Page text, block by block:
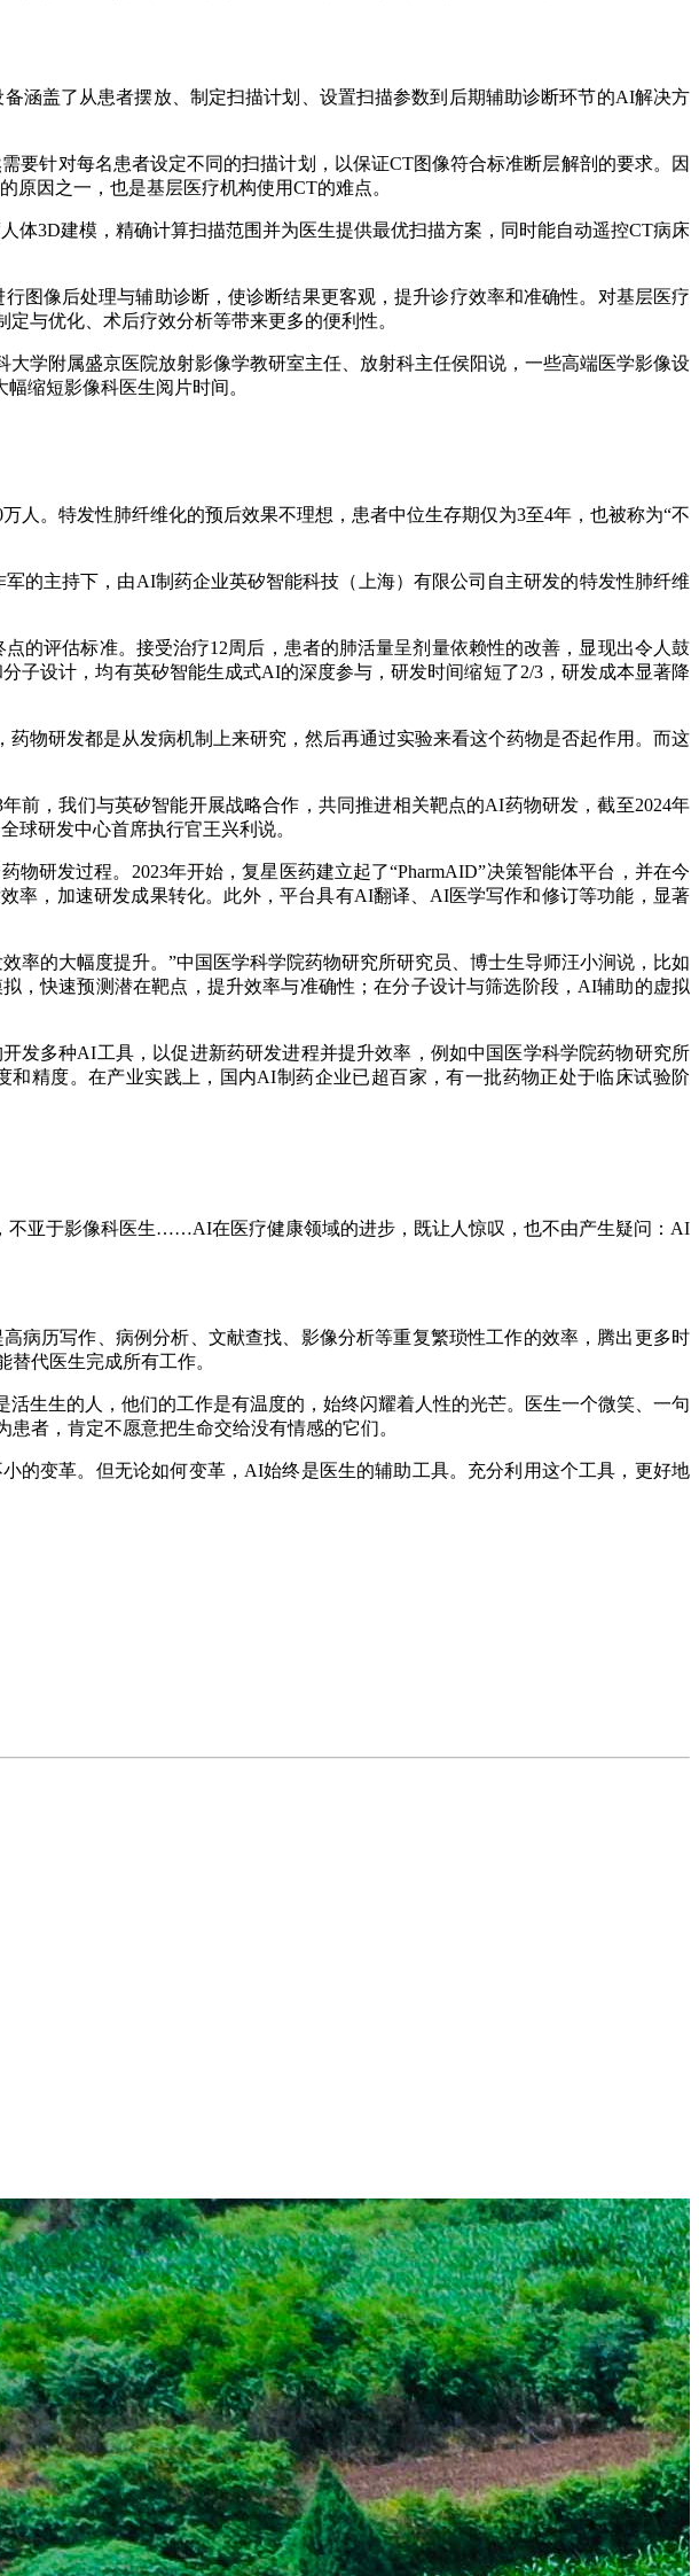
盖了从患者摆放、制定扫描计划、设置扫描参数到后期辅助诊断环节的AI解决方
针对每名患者设定不同的扫描计划，以保证CT图像符合标准断层解剖的要求。因
因之一，也是基层医疗机构使用CT的难点。
3D建模，精确计算扫描范围并为医生提供最优扫描方案，同时能自动遥控CT病床
像后处理与辅助诊断，使诊断结果更客观，提升诊疗效率和准确性。对基层医疗
与优化、术后疗效分析等带来更多的便利性。
附属盛京医院放射影像学教研室主任、放射科主任侯阳说，一些高端医学影像设
缩短影像科医生阅片时间。
。特发性肺纤维化的预后效果不理想，患者中位生存期仅为3至4年，也被称为“不
主持下，由AI制药企业英矽智能科技（上海）有限公司自主研发的特发性肺纤维
评估标准。接受治疗12周后，患者的肺活量呈剂量依赖性的改善，显现出令人鼓
子设计，均有英矽智能生成式AI的深度参与，研发时间缩短了2/3，研发成本显著降
研发都是从发病机制上来研究，然后再通过实验来看这个药物是否起作用。而这
，我们与英矽智能开展战略合作，共同推进相关靶点的AI药物研发，截至2024年
球研发中心首席执行官王兴利说。
发过程。2023年开始，复星医药建立起了“PharmAID”决策智能体平台，并在今
率，加速研发成果转化。此外，平台具有AI翻译、AI医学写作和修订等功能，显著
的大幅度提升。”中国医学科学院药物研究所研究员、博士生导师汪小涧说，比如
，快速预测潜在靶点，提升效率与准确性；在分子设计与筛选阶段，AI辅助的虚拟
多种AI工具，以促进新药研发进程并提升效率，例如中国医学科学院药物研究所
精度。在产业实践上，国内AI制药企业已超百家，有一批药物正处于临床试验阶
亚于影像科医生……AI在医疗健康领域的进步，既让人惊叹，也不由产生疑问：AI
历写作、病例分析、文献查找、影像分析等重复繁琐性工作的效率，腾出更多时
代医生完成所有工作。
生的人，他们的工作是有温度的，始终闪耀着人性的光芒。医生一个微笑、一句
者，肯定不愿意把生命交给没有情感的它们。
变革。但无论如何变革，AI始终是医生的辅助工具。充分利用这个工具，更好地